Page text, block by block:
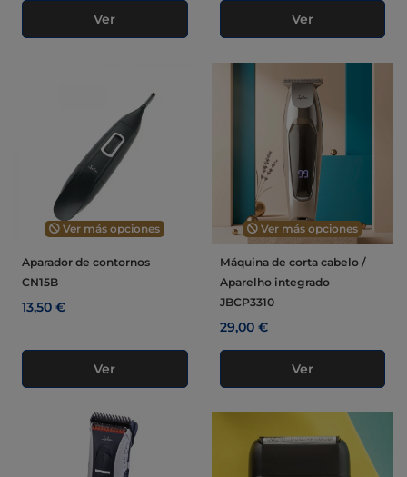
Ver Ver
Ver más opciones
Aparador de contornos
CN15B
13,50 €
Ver
Ver más opciones
Máquina de corta cabelo /
Aparelho integrado
JBCP3310
29,00 €
Ver